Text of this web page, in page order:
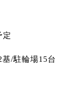
定
基/駐輪場15台